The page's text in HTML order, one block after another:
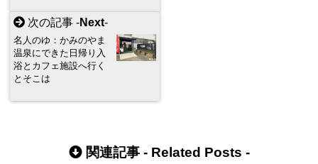
次の記事 -Next-
名人のゆ：かみのやま
温泉にできた日帰り入
浴とカフェ施設へ行く
とそこは
関連記事 - Related Posts -